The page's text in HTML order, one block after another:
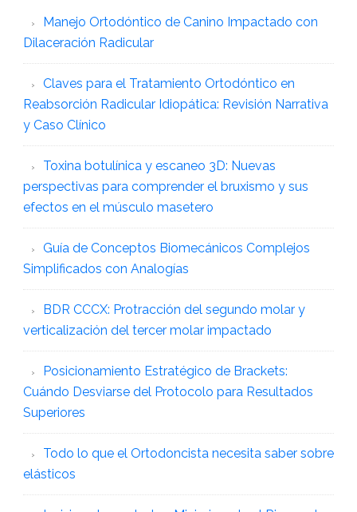
Manejo Ortodóntico de Canino Impactado con
Dilaceración Radicular
Claves para el Tratamiento Ortodóntico en
Reabsorción Radicular Idiopática: Revisión Narrativa
y Caso Clínico
Toxina botulínica y escaneo 3D: Nuevas
perspectivas para comprender el bruxismo y sus
efectos en el músculo masetero
Guía de Conceptos Biomecánicos Complejos
Simplificados con Analogías
BDR CCCX: Protracción del segundo molar y
verticalización del tercer molar impactado
Posicionamiento Estratégico de Brackets:
Cuándo Desviarse del Protocolo para Resultados
Superiores
Todo lo que el Ortodoncista necesita saber sobre
elásticos